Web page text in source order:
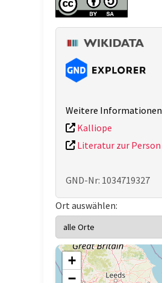
Weitere Informationen
Kalliope
Literatur zur Person
GND-Nr: 1034719327
Ort auswählen:
+
−